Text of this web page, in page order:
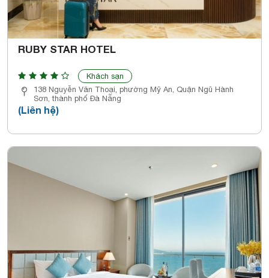
RUBY STAR HOTEL
Khách sạn
138 Nguyễn Văn Thoại, phường Mỹ An, Quận Ngũ Hành
Sơn, thành phố Đà Nẵng
(Liên hệ)